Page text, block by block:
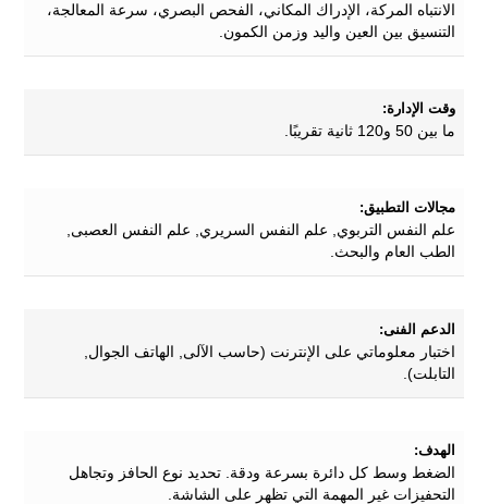
الانتباه المركة، الإدراك المكاني، الفحص البصري، سرعة المعالجة،
التنسيق بين العين واليد وزمن الكمون.
وقت الإدارة:
ما بين 50 و120 ثانية تقريبًا.
مجالات التطبيق:
علم النفس التربوي, علم النفس السريري, علم النفس العصبى,
الطب العام والبحث.
الدعم الفنى:
اختبار معلوماتي على الإنترنت (حاسب الآلى, الهاتف الجوال,
التابلت).
الهدف:
الضغط وسط كل دائرة بسرعة ودقة. تحديد نوع الحافز وتجاهل
التحفيزات غير المهمة التي تظهر على الشاشة.